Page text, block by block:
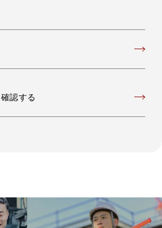
認する